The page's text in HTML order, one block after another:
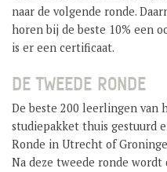
naar de volgende ronde.
horen bij de beste 10% een
is er een certificaat.
DE TWEEDE RONDE
De beste 200 leerlingen van
studiepakket thuis gestuurd
Ronde in Utrecht of
Na deze tweede ronde